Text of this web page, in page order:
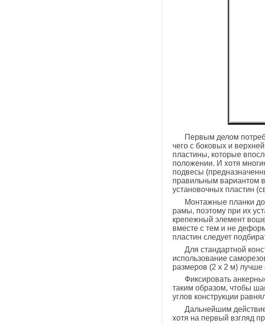
Первым делом
чего с боковых и
пластины, которые
положении. И хотя
подвесы
правильным вариантом
установочных пластин
Монтажные планки
рамы, поэтому при их
крепежный элемент
вместе с тем и не
пластин следует
Для стандартной
использование
размеров (2 х 2 м)
Фиксировать
таким образом, чтобы
углов конструкции
Дальнейшим
хотя на первый взгляд